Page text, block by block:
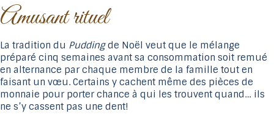
Amusant rituel
La tradition du Puddingde Noël veut que le mélange
préparé cinq semaines avant sa consommation soit remué
en alternance par chaque membre de la famille tout en
faisant un vœu. Certains y cachent même des pièces de
monnaie pour porter chance à qui les trouvent quand… ils
ne s’y cassent pas une dent!